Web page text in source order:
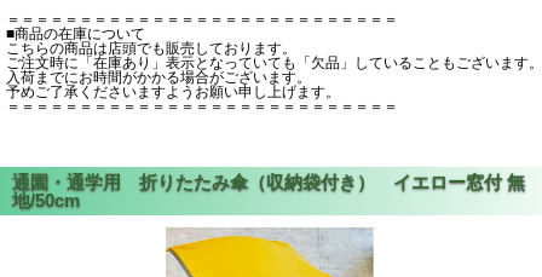
＝＝＝＝＝＝＝＝＝＝＝＝＝＝＝＝＝＝＝＝＝＝＝＝＝＝＝
■商品の在庫について
こちらの商品は店頭でも販売しております。
ご注文時に「在庫あり」表示となっていても「欠品」していることもございます。
入荷までにお時間がかかる場合がございます。
予めご了承くださいますようお願い申し上げます。
＝＝＝＝＝＝＝＝＝＝＝＝＝＝＝＝＝＝＝＝＝＝＝＝＝＝＝